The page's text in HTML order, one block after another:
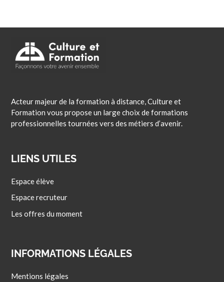
Acteur majeur de la formation à distance, Culture et
Formation vous propose un large choix de formations
professionnelles tournées vers des métiers d’avenir.
LIENS UTILES
Espace élève
Espace recruteur
Les offres du moment
INFORMATIONS LÉGALES
Mentions légales